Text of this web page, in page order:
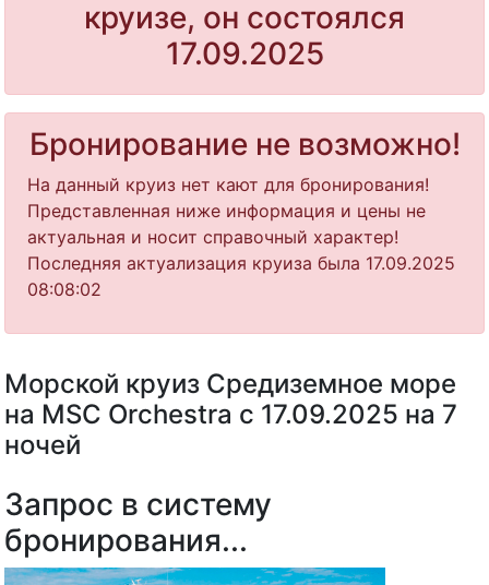
круизе, он состоялся
17.09.2025
Бронирование не возможно!
На данный круиз нет кают для бронирования!
Представленная ниже информация и цены не
актуальная и носит справочный характер!
Последняя актуализация круиза была 17.09.2025
08:08:02
Морской круиз Средиземное море
на MSC Orchestra с 17.09.2025 на 7
ночей
Запрос в систему
бронирования...